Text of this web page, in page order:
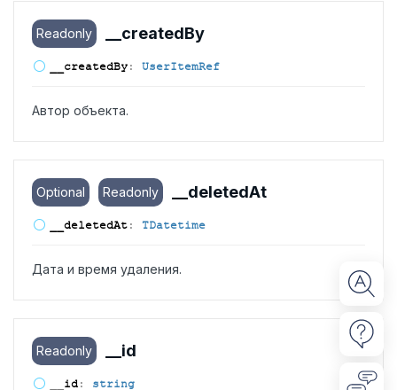
Readonly __createdBy
__createdBy: UserItemRef
Автор объекта.
Optional Readonly __deletedAt
__deletedAt: TDatetime
Дата и время удаления.
Readonly __id
__id: string